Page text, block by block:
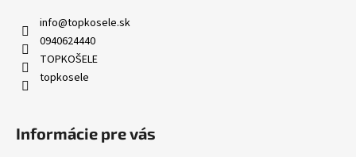
info@topkosele.sk
0940624440
TOPKOŠELE
topkosele
Informácie pre vás